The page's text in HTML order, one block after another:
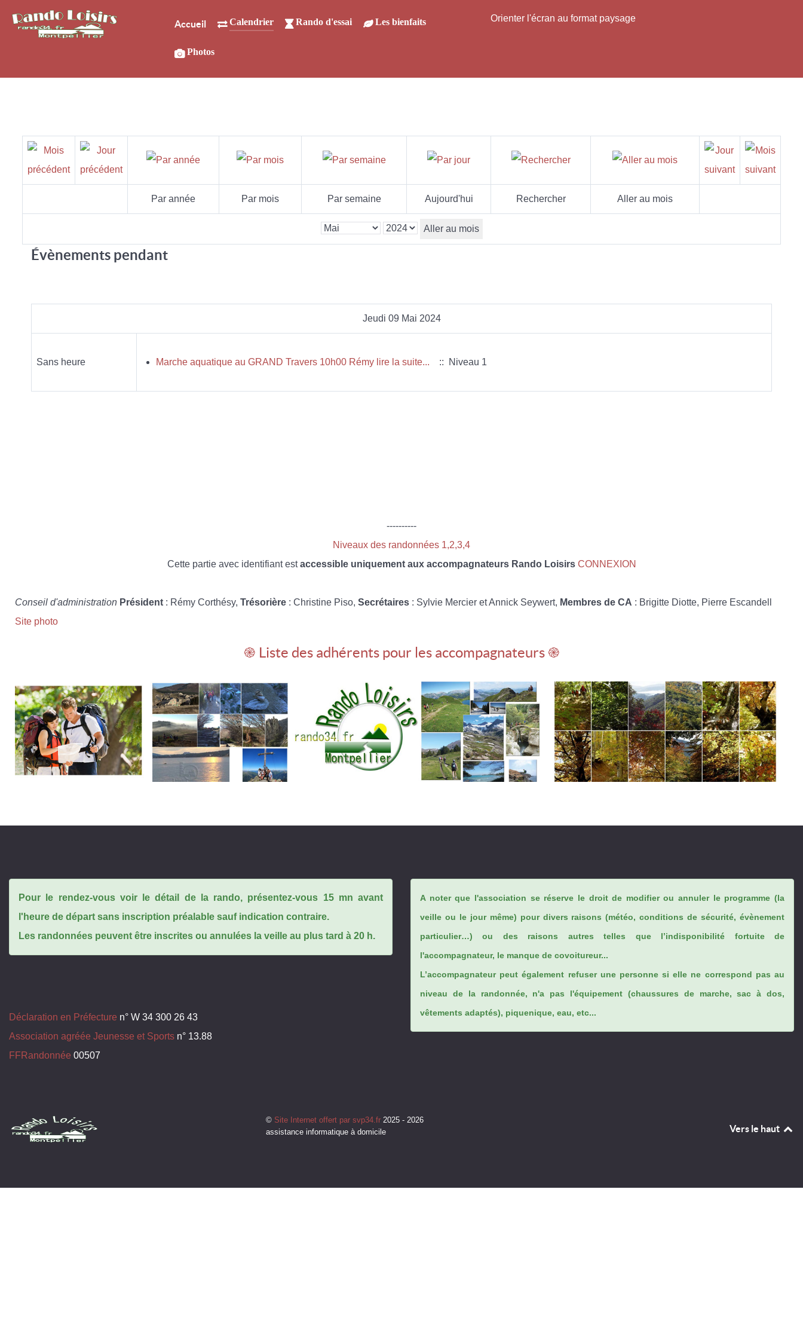
Accueil Calendrier Rando d'essai Les bienfaits
Photos
Orienter l'écran au format paysage
Par année Par mois Par semaine Aujourd'hui Rechercher Aller au mois
Aller au mois
Évènements pendant
Jeudi 09 Mai 2024
Sans heure Marche aquatique au GRAND Travers 10h00 Rémy lire la suite... :: Niveau 1
----------
Niveaux des randonnées 1,2,3,4
Cette partie avec identifiant estaccessible uniquement aux accompagnateurs Rando Loisirs CONNEXION
Conseil d'administration Président : Rémy Corthésy, Trésorière : Christine Piso, Secrétaires : Sylvie Mercier et Annick Seywert, Membres de CA : Brigitte Diotte, Pierre Escandell
Site photo
֎ Liste des adhérents pour les accompagnateurs ֎
Pour le rendez-vous voir le détail de la rando, présentez-vous 15 mn avant
l'heure de départ sans inscription préalable sauf indication contraire.
Les randonnées peuvent être inscrites ou annulées la veille au plus tard à 20 h.
Déclaration en Préfecture n° W 34 300 26 43
Association agréée Jeunesse et Sports n° 13.88
FFRandonnée 00507
A noter que l'association se réserve le droit de modifier ou annuler le programme (la
veille ou le jour même) pour divers raisons (météo, conditions de sécurité, évènement
particulier…) ou des raisons autres telles que l’indisponibilité fortuite de
l'accompagnateur, le manque de covoitureur...
L’accompagnateur peut également refuser une personne si elle ne correspond pas au
niveau de la randonnée, n'a pas l'équipement (chaussures de marche, sac à dos,
vêtements adaptés), piquenique, eau, etc...
© Site Internet offert par svp34.fr2025 - 2026
assistance informatique à domicile
Vers le haut